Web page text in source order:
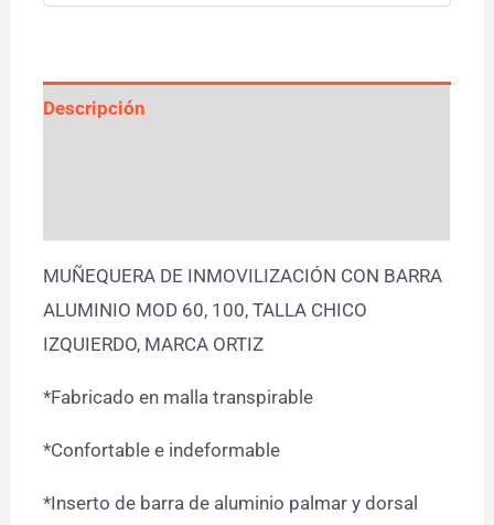
Descripción
MUÑEQUERA DE INMOVILIZACIÓN CON BARRA
ALUMINIO MOD 60, 100, TALLA CHICO
IZQUIERDO, MARCA ORTIZ
*Fabricado en malla transpirable
*Confortable e indeformable
*Inserto de barra de aluminio palmar y dorsal